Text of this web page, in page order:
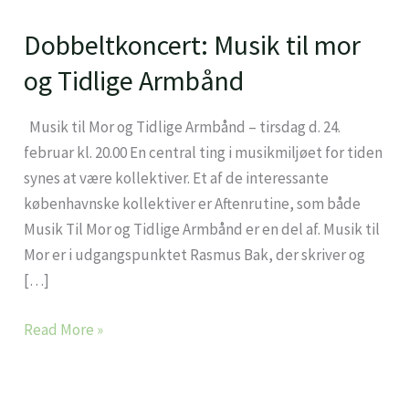
Dobbeltkoncert: Musik til mor
og Tidlige Armbånd
Musik til Mor og Tidlige Armbånd – tirsdag d. 24.
februar kl. 20.00 En central ting i musikmiljøet for tiden
synes at være kollektiver. Et af de interessante
københavnske kollektiver er Aftenrutine, som både
Musik Til Mor og Tidlige Armbånd er en del af. Musik til
Mor er i udgangspunktet Rasmus Bak, der skriver og
[…]
Dobbeltkoncert:
til
mor
og
Armbånd
Read More »